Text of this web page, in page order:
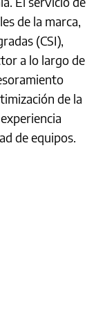
de la marca,
(CSI),
a lo largo de
de la
de equipos.